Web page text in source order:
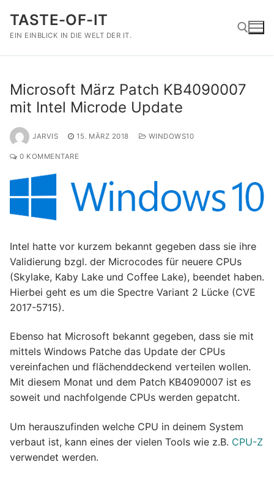
Inhalt
springen
TASTE-OF-IT
EIN EINBLICK IN DIE WELT DER IT.
Microsoft März Patch KB4090007
mit Intel Microde Update
JARVIS 15. MÄRZ 2018 WINDOWS10
0 KOMMENTARE
Intel hatte vor kurzem bekannt gegeben dass sie ihre
Validierung bzgl. der Microcodes für neuere CPUs
(Skylake, Kaby Lake und Coffee Lake), beendet haben.
Hierbei geht es um die Spectre Variant 2 Lücke (CVE
2017-5715).
Ebenso hat Microsoft bekannt gegeben, dass sie mit
mittels Windows Patche das Update der CPUs
vereinfachen und flächenddeckend verteilen wollen.
Mit diesem Monat und dem Patch KB4090007 ist es
soweit und nachfolgende CPUs werden gepatcht.
Um herauszufinden welche CPU in deinem System
verbaut ist, kann eines der vielen Tools wie z.B. CPU-Z
verwendet werden.